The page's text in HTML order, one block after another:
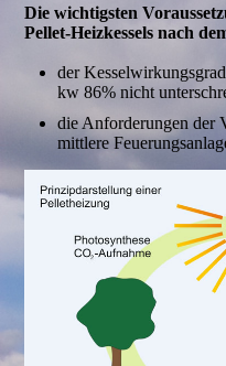
Die wichtigsten
Pellet-Heizkessels nach
der
kw 86% nicht
die Anforderungen der
mittlere